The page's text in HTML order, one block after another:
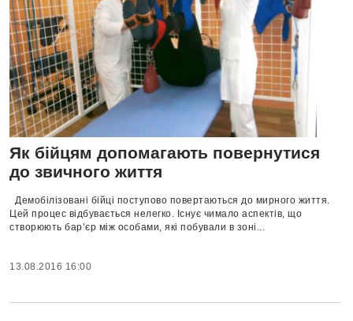
Як бійцям допомагають повернутися
до звичного життя
Демобілізовані бійці поступово повертаються до мирного життя.
Цей процес відбувається нелегко. Існує чимало аспектів, що
створюють бар’єр між особами, які побували в зоні...
13.08.2016 16:00